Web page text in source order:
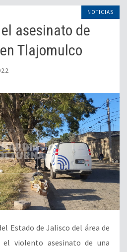
NOTICIAS
asesinato de
Tlajomulco
Estado de Jalisco del área de
el violento asesinato de una